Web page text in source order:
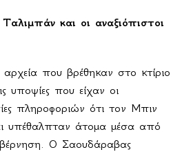
και οι αναξιόπιστοι
που βρέθηκαν στο κτίριο
υποψίες που είχαν οι
πληροφοριών ότι τον Μπιν
υπέθαλπταν άτομα μέσα από
Ο Σαουδάραβας